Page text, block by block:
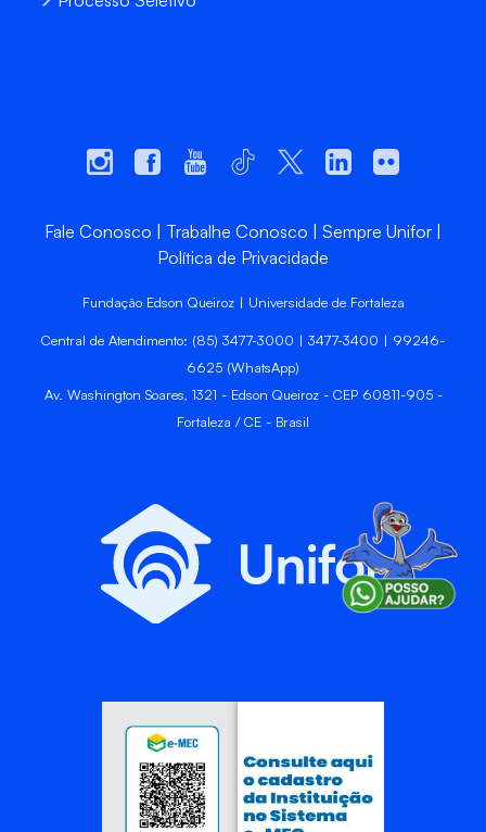
Fale Conosco Trabalhe Conosco
Sempre Unifor
Política de Privacidade
Fundação Edson Queiroz | Universidade de Fortaleza
Central de Atendimento: (85) 3477-3000 | 3477-3400 | 99246-
6625 (WhatsApp)
Av. Washington Soares, 1321 - Edson Queiroz - CEP 60811-905 -
Fortaleza / CE - Brasil